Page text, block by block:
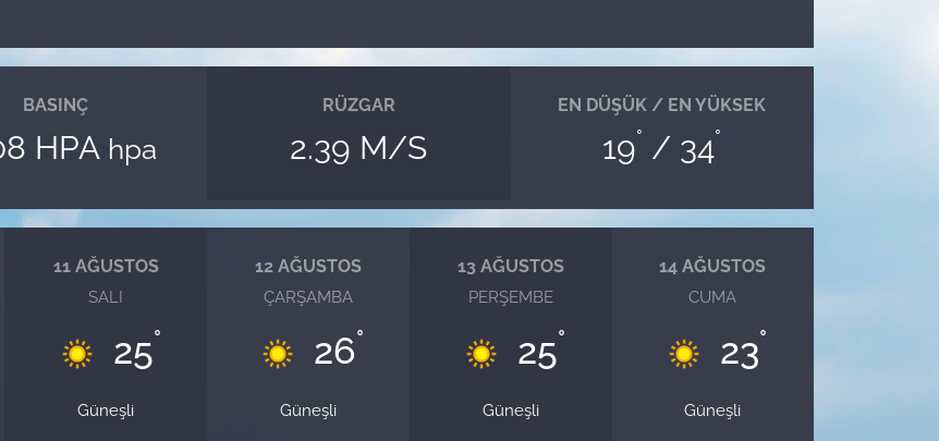
BASINÇ
HPA hpa
RÜZGAR
2.39 M/S
EN DÜŞÜK / EN YÜKSEK
19° / 34°
11 AĞUSTOS
SALI
25°
Güneşli
12 AĞUSTOS
ÇARŞAMBA
26°
Güneşli
13 AĞUSTOS
PERŞEMBE
25°
Güneşli
14 AĞUSTOS
CUMA
23°
Güneşli